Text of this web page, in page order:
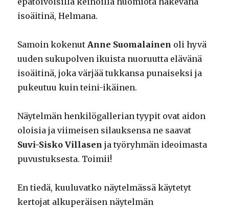
isoäitinä, Helmana.
Samoin kokenut Anne Suomalainen oli hyvä
uuden sukupolven ikuista nuoruutta elävänä
isoäitinä, joka värjää tukkansa punaiseksi ja
pukeutuu kuin teini-ikäinen.
Näytelmän henkilögallerian tyypit ovat aidon
oloisia ja viimeisen silauksensa ne saavat
Suvi-Sisko Villasen ja työryhmän ideoimasta
puvustuksesta. Toimii!
En tiedä, kuuluvatko näytelmässä käytetyt
kertojat alkuperäisen näytelmän